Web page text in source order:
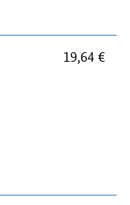
19,64 €